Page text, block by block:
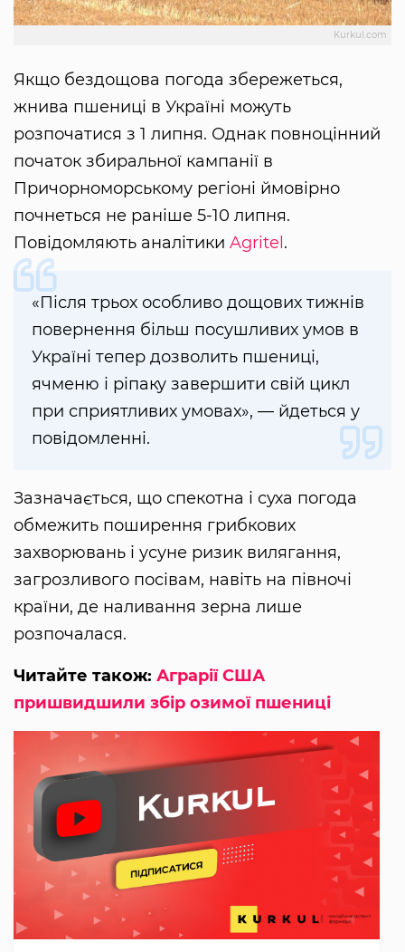
Kurkul.com
Якщо бездощова погода збережеться,
жнива пшениці в Україні можуть
розпочатися з 1 липня. Однак повноцінний
початок збиральної кампанії в
Причорноморському регіоні ймовірно
почнеться не раніше 5-10 липня.
Повідомляють аналітики Agritel .
«Після трьох особливо дощових тижнів
повернення більш посушливих умов в
Україні тепер дозволить пшениці,
ячменю і ріпаку завершити свій цикл
при сприятливих умовах», — йдеться у
повідомленні.
Зазначається, що спекотна і суха погода
обмежить поширення грибкових
захворювань і усуне ризик вилягання,
загрозливого посівам, навіть на півночі
країни, де наливання зерна лише
розпочалася.
Читайте також: Аграрії США
пришвидшили збір озимої пшениці